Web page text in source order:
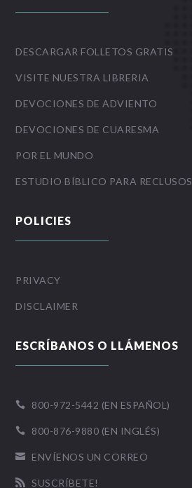
DESCARGAR FOLLETOS GRATIS
VISITE NUESTRA LIBRERIA
DEVOCIONES DE ADVIENTO
DEVOCIONES DE CUARESMA
POR EL MUNDO
ESTUDIO BÍBLICO PARA RECLUSOS
POLICIES
PRIVACY
DISCLAIMER
ESCRÍBANOS O LLÁMENOS
 800-972-5442 (EN ESPAÑOL)
 800-876-9880 (EN INGLÉS)
 ENVÍENOS UN CORREO
 SUSCRÍBETE!